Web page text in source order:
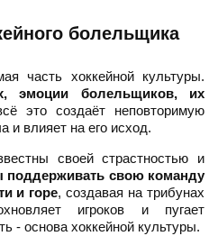
болельщика
часть хоккейной культуры.
эмоции болельщиков, их
это создаёт неповторимую
и влияет на его исход.
своей страстностью и
поддерживать свою команду
и горе, создавая на трибунах
игроков и пугает
- основа хоккейной культуры.